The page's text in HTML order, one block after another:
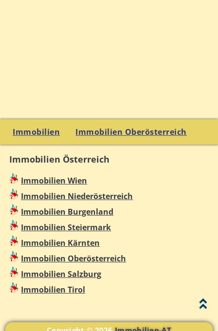
Immobilien Immobilien Oberösterreich
Immobilien Österreich
Immobilien Wien
Immobilien Niederösterreich
Immobilien Burgenland
Immobilien Steiermark
Immobilien Kärnten
Immobilien Oberösterreich
Immobilien Salzburg
Immobilien Tirol